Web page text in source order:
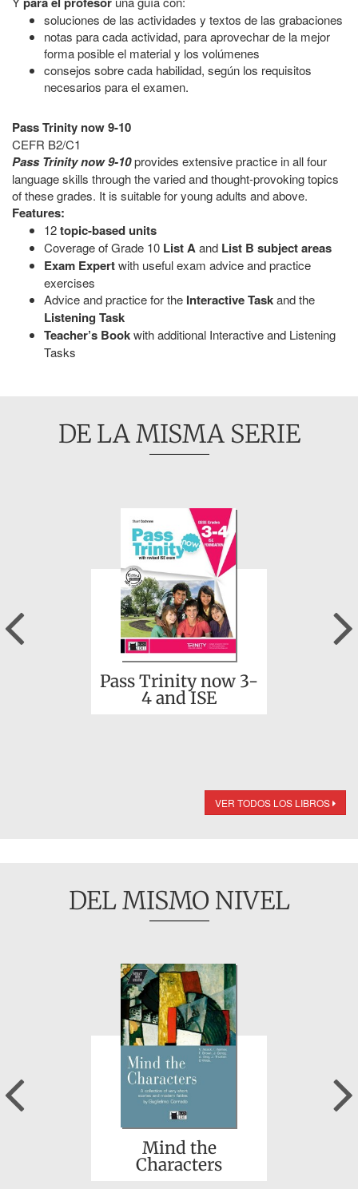
soluciones de las actividades y textos de las grabaciones
notas para cada actividad, para aprovechar de la mejor
forma posible el material y los volúmenes
consejos sobre cada habilidad, según los requisitos
necesarios para el examen.
Pass Trinity now 9-10
CEFR B2/C1
Pass Trinity now 9-10provides extensive practice in all four
language skills through the varied and thought-provoking topics
of these grades. It is suitable for young adults and above.
Features:
12topic-based units
Coverage of Grade 10 List Aand List B subject areas
Exam Expertwith useful exam advice and practice
exercises
Advice and practice for the Interactive Taskand the
Listening Task
Teacher’s Bookwith additional Interactive and Listening
Tasks
DE LA MISMA SERIE
Pass Trinity now 3-
4 and ISE
Previous
VER TODOS LOS LIBROS
DEL MISMO NIVEL
Mind the
Characters
Previous